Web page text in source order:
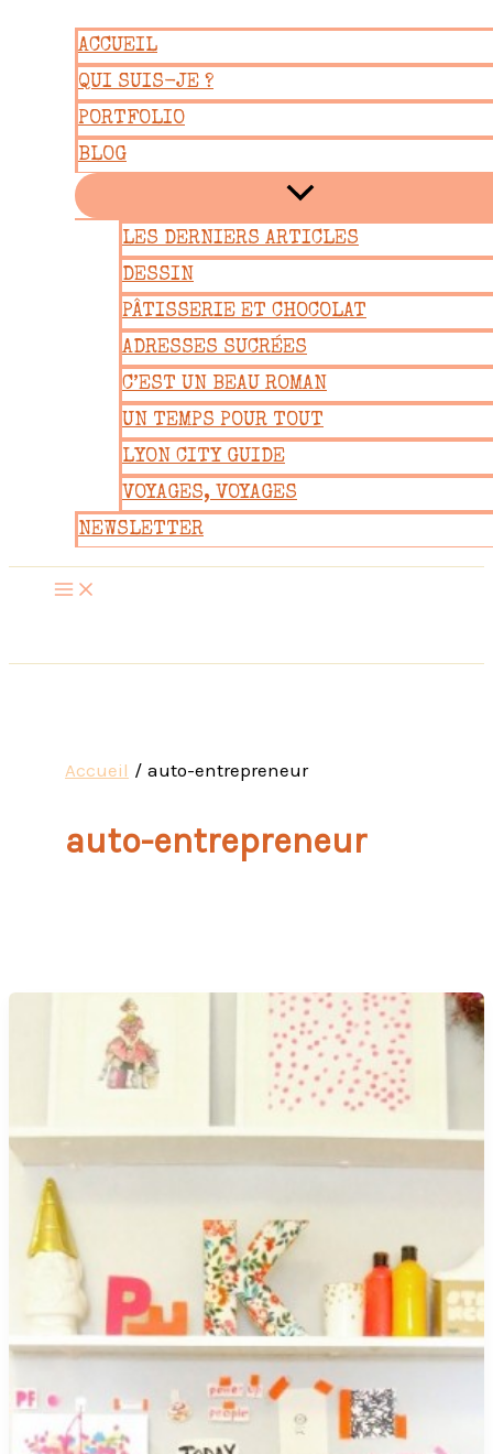
contenu
ACCUEIL
QUI SUIS-JE ?
PORTFOLIO
BLOG
LES DERNIERS ARTICLES
DESSIN
PÂTISSERIE ET CHOCOLAT
ADRESSES SUCRÉES
C’EST UN BEAU ROMAN
UN TEMPS POUR TOUT
LYON CITY GUIDE
VOYAGES, VOYAGES
NEWSLETTER
Accueil auto-entrepreneur
auto-entrepreneur